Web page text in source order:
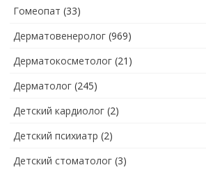
Гомеопат (33)
Дерматовенеролог (969)
Дерматокосметолог (21)
Дерматолог (245)
Детский кардиолог (2)
Детский психиатр (2)
Детский стоматолог (3)